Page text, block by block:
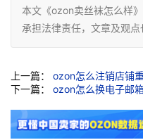
本文《ozon卖丝袜怎么样
承担法律责任，文章及观点
上一篇： ozon怎么注销店铺
下一篇： ozon怎么换电子邮